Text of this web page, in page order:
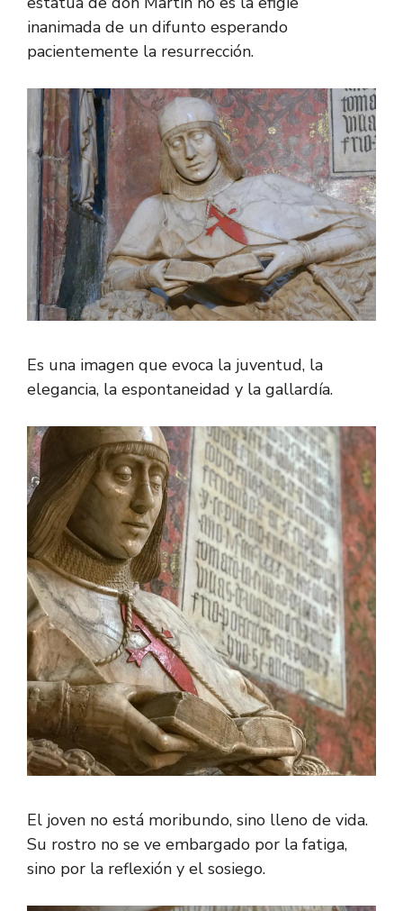
inanimada de un difunto esperando
pacientemente la resurrección.
Es una imagen que evoca la juventud, la
elegancia, la espontaneidad y la gallardía.
El joven no está moribundo, sino lleno de vida.
Su rostro no se ve embargado por la fatiga,
sino por la reflexión y el sosiego.